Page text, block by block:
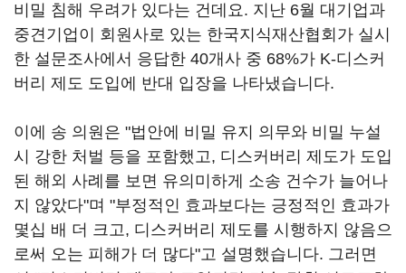
비밀 침해 우려가 있다는 건데요. 지난 6월 대기업과
중견기업이 회원사로 있는 한국지식재산협회가 실시
한 설문조사에서 응답한 40개사 중 68%가 K-디스커
버리 제도 도입에 반대 입장을 나타냈습니다.
이에 송 의원은 "법안에 비밀 유지 의무와 비밀 누설
시 강한 처벌 등을 포함했고, 디스커버리 제도가 도입
된 해외 사례를 보면 유의미하게 소송 건수가 늘어나
지 않았다"며 "부정적인 효과보다는 긍정적인 효과가
몇십 배 더 크고, 디스커버리 제도를 시행하지 않음으
로써 오는 피해가 더 많다"고 설명했습니다. 그러면